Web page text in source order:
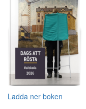
Ladda ner boken